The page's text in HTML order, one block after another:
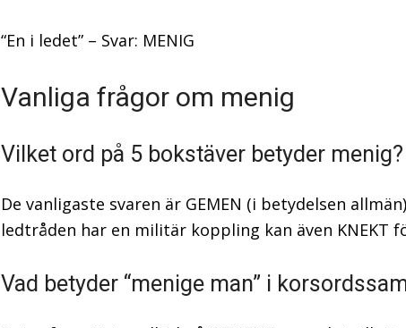
“En i ledet” – Svar: MENIG
Vanliga frågor om menig
Vilket ord på 5 bokstäver betyder menig?
De vanligaste svaren är GEMEN (i betydelsen
ledtråden har en militär koppling kan även KNEKT
Vad betyder “menige man” i